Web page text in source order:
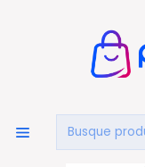
Inicio
Alfombrilla Gamer